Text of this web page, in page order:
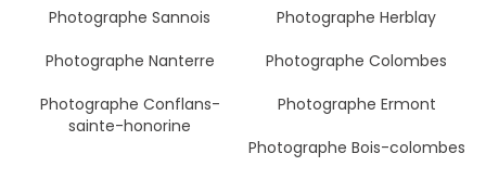
Photographe Sannois
Photographe Herblay
Photographe Nanterre
Photographe Colombes
Photographe Conflans-
sainte-honorine
Photographe Ermont
Photographe Bois-colombes